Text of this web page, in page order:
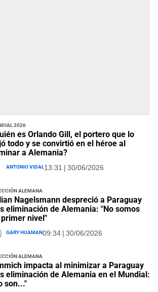
2026
es Orlando Gill, el portero que lo
todo y se convirtió en el héroe al
a Alemania?
Antonio Vidal13:31 | 30/06/2026
Alemana
Nagelsmann despreció a Paraguay
eliminación de Alemania: "No somos
nivel"
Gary Huaman09:34 | 30/06/2026
Alemana
impacta al minimizar a Paraguay
eliminación de Alemania en el Mundial:
son..."